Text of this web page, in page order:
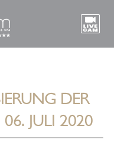
DER
06. JULI 2020